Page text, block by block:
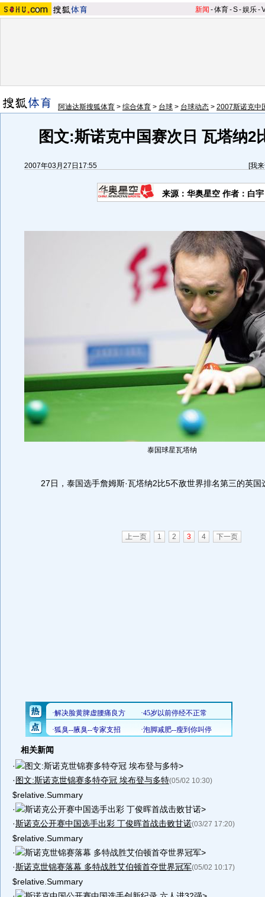
新闻 -体育-S-娱乐-
阿迪达斯搜狐体育 > 综合体育 > 台球 > 台球动态 > 2007斯诺克中
图文:斯诺克中国赛次日 瓦塔纳2
2007年03月27日17:55 [我
来源：华奥星空 作者：白宇
泰国球星瓦塔纳
27日，泰国选手詹姆斯·瓦塔纳2比5不敌世界排名第三的英国
上一页 1 2 3 4 下一页
相关新闻
·
图文:斯诺克世锦赛多特夺冠 埃布登与多特>
·图文:斯诺克世锦赛多特夺冠 埃布登与多特(05/02 10:30)
$relative.Summary
·
斯诺克公开赛中国选手出彩 丁俊晖首战击败甘诺>
·斯诺克公开赛中国选手出彩 丁俊晖首战击败甘诺(03/27 17:20)
$relative.Summary
·
斯诺克世锦赛落幕 多特战胜艾伯顿首夺世界冠军>
·斯诺克世锦赛落幕 多特战胜艾伯顿首夺世界冠军(05/02 10:17)
$relative.Summary